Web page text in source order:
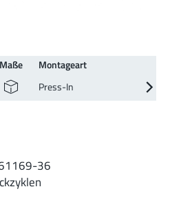
Maße
Montageart
Press-In
36